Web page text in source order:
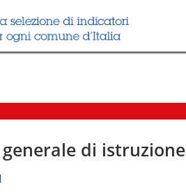
di istruzione